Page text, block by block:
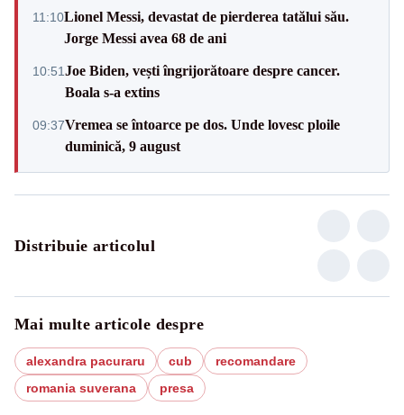
11:10Lionel Messi, devastat de pierderea tatălui său.
Jorge Messi avea 68 de ani
10:51Joe Biden, vești îngrijorătoare despre cancer.
Boala s-a extins
09:37Vremea se întoarce pe dos. Unde lovesc ploile
duminică, 9 august
Distribuie articolul
Mai multe articole despre
alexandra pacuraru cub
recomandare
romania suverana
presa